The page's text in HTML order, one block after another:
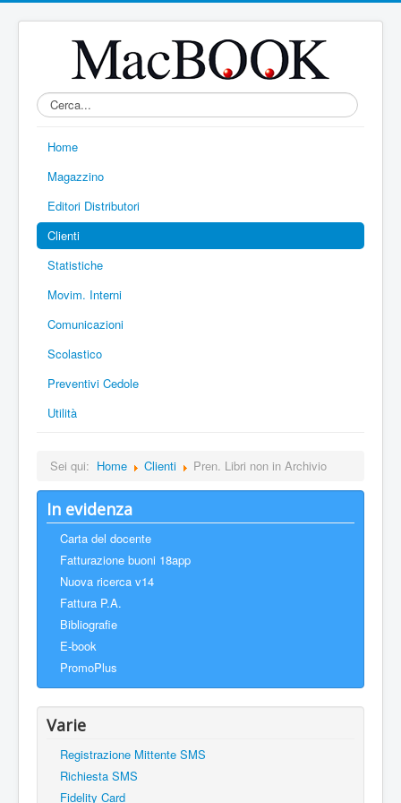
Home
Magazzino
Editori Distributori
Clienti
Statistiche
Movim. Interni
Comunicazioni
Scolastico
Preventivi Cedole
Utilità
Sei qui: Home Clienti Pren. Libri non in Archivio
In evidenza
Carta del docente
Fatturazione buoni 18app
Nuova ricerca v14
Fattura P.A.
Bibliografie
E-book
PromoPlus
Varie
Registrazione Mittente SMS
Richiesta SMS
Fidelity Card